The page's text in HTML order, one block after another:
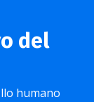
del
humano